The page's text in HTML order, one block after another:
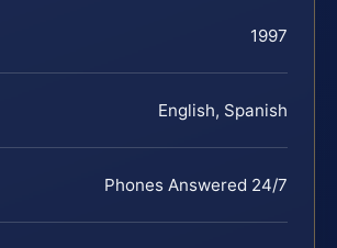
1997
English, Spanish
Phones Answered 24/7